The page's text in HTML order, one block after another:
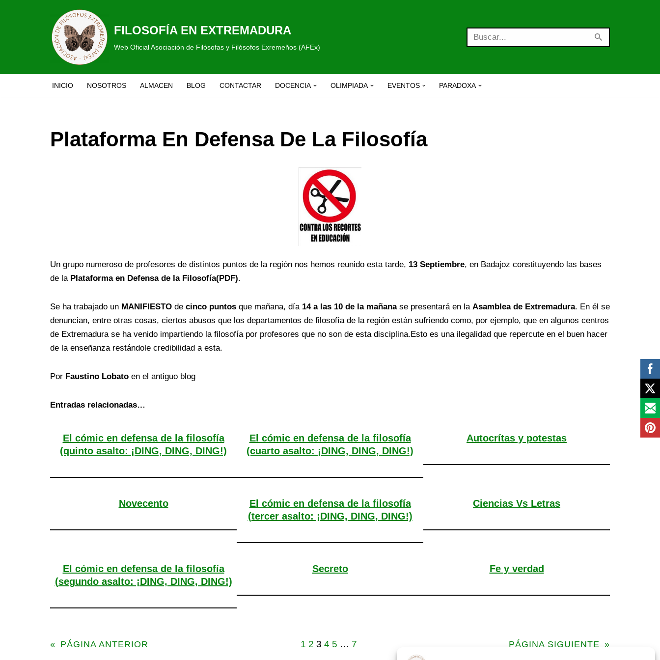
FILOSOFÍA EN EXTREMADURA
Web Oficial Asociación de Filósofas y Filósofos Exremeños (AFEx)
INICIO NOSOTROS ALMACEN BLOG CONTACTAR DOCENCIA OLIMPIADA EVENTOS PARADOXA
Plataforma En Defensa De La Filosofía
Un grupo numeroso de profesores de distintos puntos de la región nos hemos reunido esta tarde, 13 Septiembre, en Badajoz constituyendo las bases
de la Plataforma en Defensa de la Filosofía(PDF).
Se ha trabajado un MANIFIESTO de cinco puntos que mañana, día 14 a las 10 de la mañanase presentará en la Asamblea de Extremadura. En él se
denuncian, entre otras cosas, ciertos abusos que los departamentos de filosofía de la región están sufriendo como, por ejemplo, que en algunos centros
de Extremadura se ha venido impartiendo la filosofía por profesores que no son de esta disciplina.Esto es una ilegalidad que repercute en el buen hacer
de la enseñanza restándole credibilidad a esta.
Por Faustino Lobato en el antiguo blog
Entradas relacionadas…
El cómic en defensa de la filosofía
(quinto asalto: ¡DING, DING, DING!)
El cómic en defensa de la filosofía
(cuarto asalto: ¡DING, DING, DING!)
Autocrítas y potestas
Novecento
El cómic en defensa de la filosofía
(tercer asalto: ¡DING, DING, DING!)
Ciencias Vs Letras
El cómic en defensa de la filosofía
(segundo asalto: ¡DING, DING, DING!)
Secreto Fe y verdad
« PÁGINA ANTERIOR 1 2 3 4 5 … 7 PÁGINA SIGUIENTE »